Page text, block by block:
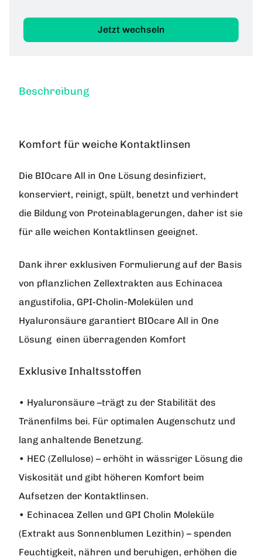
Jetzt wechseln
Beschreibung
Komfort für weiche Kontaktlinsen
Die BIOcare All in One Lösung desinfiziert,
konserviert, reinigt, spült, benetzt und verhindert
die Bildung von Proteinablagerungen, daher ist sie
für alle weichen Kontaktlinsen geeignet.
Dank ihrer exklusiven Formulierung auf der Basis
von pflanzlichen Zellextrakten aus Echinacea
angustifolia, GPI-Cholin-Molekülen und
Hyaluronsäure garantiert BIOcare All in One
Lösung einen überragenden Komfort
Exklusive Inhaltsstoffen
• Hyaluronsäure –trägt zu der Stabilität des
Tränenfilms bei. Für optimalen Augenschutz und
lang anhaltende Benetzung.
• HEC (Zellulose) – erhöht in wässriger Lösung die
Viskosität und gibt höheren Komfort beim
Aufsetzen der Kontaktlinsen.
• Echinacea Zellen und GPI Cholin Moleküle
(Extrakt aus Sonnenblumen Lezithin) – spenden
Feuchtigkeit, nähren und beruhigen, erhöhen die